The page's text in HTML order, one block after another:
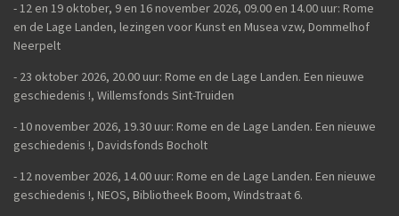
-12 en 19 oktober, 9 en 16 november 2026, 09.00 en 14.00 uur: Rome
en de Lage Landen, lezingen voor Kunst en Musea vzw, Dommelhof
Neerpelt
- 23 oktober 2026, 20.00 uur: Rome en de Lage Landen. Een nieuwe
geschiedenis !, Willemsfonds Sint-Truiden
- 10 november 2026, 19.30 uur: Rome en de Lage Landen. Een nieuwe
geschiedenis !, Davidsfonds Bocholt
- 12 november 2026, 14.00 uur: Rome en de Lage Landen. Een nieuwe
geschiedenis !, NEOS, Bibliotheek Boom, Windstraat 6.